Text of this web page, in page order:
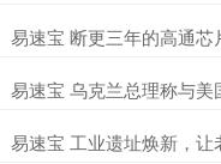
易速宝 断更三年的高通芯
易速宝 乌克兰总理称与
易速宝 工业遗址焕新，